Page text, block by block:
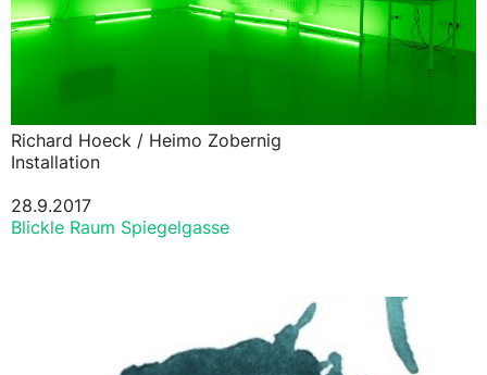
Richard Hoeck / Heimo Zobernig
Installation
28.9.2017
Blickle Raum Spiegelgasse